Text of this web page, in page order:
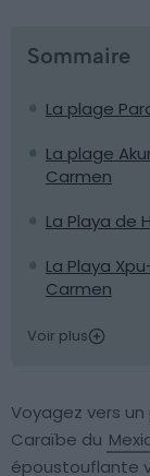
Sommaire
La plage
La plage
Carmen
La Playa de
La Playa
Carmen
Voir plus
Voyagez vers
Caraïbe du
époustouflante